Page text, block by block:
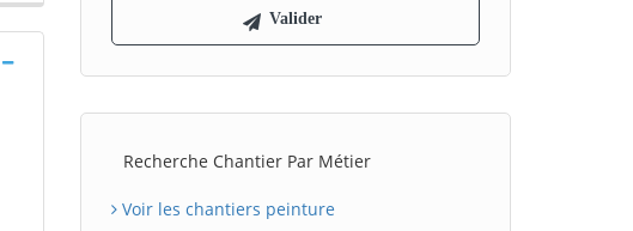
Recherche Chantier Par Métier
Voir les chantiers peinture